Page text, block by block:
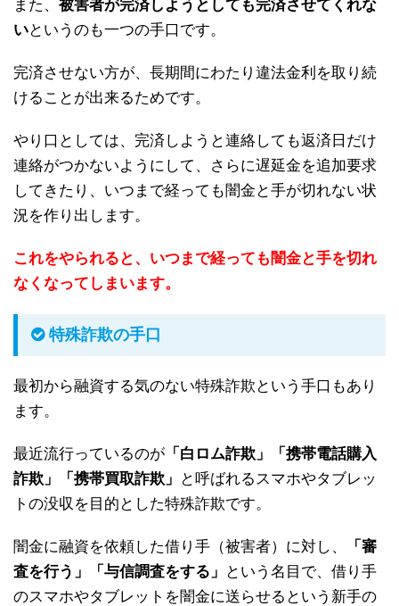
また、 被害者が完済しようとしても完済させてくれな
いというのも一つの手口です。
完済させない方が、長期間にわたり違法金利を取り続
けることが出来るためです。
やり口としては、完済しようと連絡しても返済日だけ
連絡がつかないようにして、さらに遅延金を追加要求
してきたり、いつまで経っても闇金と手が切れない状
況を作り出します。
これをやられると、いつまで経っても闇金と手を切れ
なくなってしまいます。
特殊詐欺の手口
最初から融資する気のない特殊詐欺という手口もあり
ます。
最近流行っているのが 「白ロム詐欺」「携帯電話購入
詐欺」「携帯買取詐欺」
と呼ばれるスマホやタブレッ
トの没収を目的とした特殊詐欺です。
闇金に融資を依頼した借り手（被害者）に対し、
「審
査を行う」「与信調査をする」
という名目で、借り手
のスマホやタブレットを闇金に送らせるという新手の